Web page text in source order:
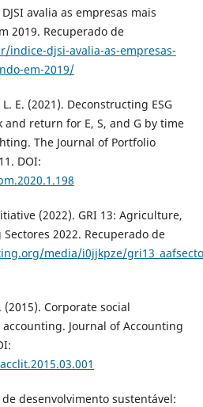
avalia as empresas mais
2019. Recuperado de
indice-djsi-avalia-as-empresas-
em-2019/
E. (2021). Deconstructing ESG
return for E, S, and G by time
The Journal of Portfolio
DOI:
(2022). GRI 13: Agriculture,
2022. Recuperado de
media/i0jjkpze/
(2015). Corporate social
Journal of Accounting
desenvolvimento sustentável: